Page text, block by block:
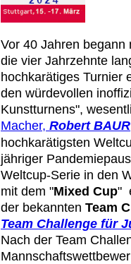
Vor 40 Jahren begann
die vier Jahrzehnte
hochkarätiges Turnier
den würdevollen
Kunstturnens",
Macher, Robert BAUR
hochkarätigsten
jähriger
Weltcup-Serie in den
mit dem "Mixed Cup"
der bekannten Team
Team Challenge für
Nach der Team